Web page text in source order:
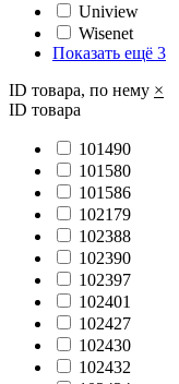
Uniview
Wisenet
Показать ещё 3
ID товара, по нему ×
ID товара
101490
101580
101586
102179
102388
102390
102397
102401
102427
102430
102432